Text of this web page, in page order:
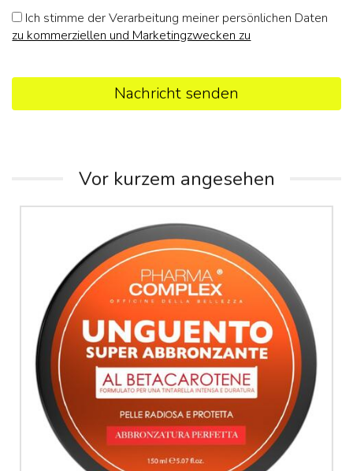
Ich stimme der Verarbeitung meiner persönlichen Daten
zu kommerziellen und Marketingzwecken zu
Nachricht senden
Vor kurzem angesehen